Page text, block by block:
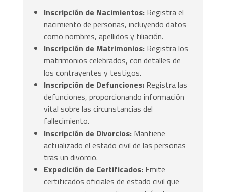
Inscripción de Nacimientos: Registra el
nacimiento de personas, incluyendo datos
como nombres, apellidos y filiación.
Inscripción de Matrimonios: Registra los
matrimonios celebrados, con detalles de
los contrayentes y testigos.
Inscripción de Defunciones: Registra las
defunciones, proporcionando información
vital sobre las circunstancias del
fallecimiento.
Inscripción de Divorcios: Mantiene
actualizado el estado civil de las personas
tras un divorcio.
Expedición de Certificados: Emite
certificados oficiales de estado civil que